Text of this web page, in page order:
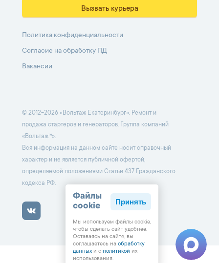
Вызвать курьера
Политика конфиденциальности
Согласие на обработку ПД
Вакансии
© 2012-2026 «Вольтаж Екатеринбург». Ремонт и
продажа стартеров и генераторов. Группа компаний
«Вольтаж™».
Вся информация на данном сайте носит справочный
характер и не является публичной офертой,
определяемой положениями Статьи 437 Гражданского
кодекса РФ.
Файлы
cookie
Принять
Мы используем файлы cookie,
чтобы cделать сайт удобнее.
Оставаясь на сайте, вы
соглашаетесь наобработку
данных и сполитикой их
использования.